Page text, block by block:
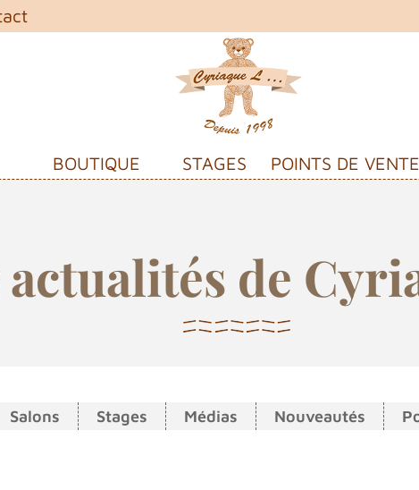
BOUTIQUE STAGES POINTS DE VENTE
actualités de
Salons Stages Médias Nouveautés